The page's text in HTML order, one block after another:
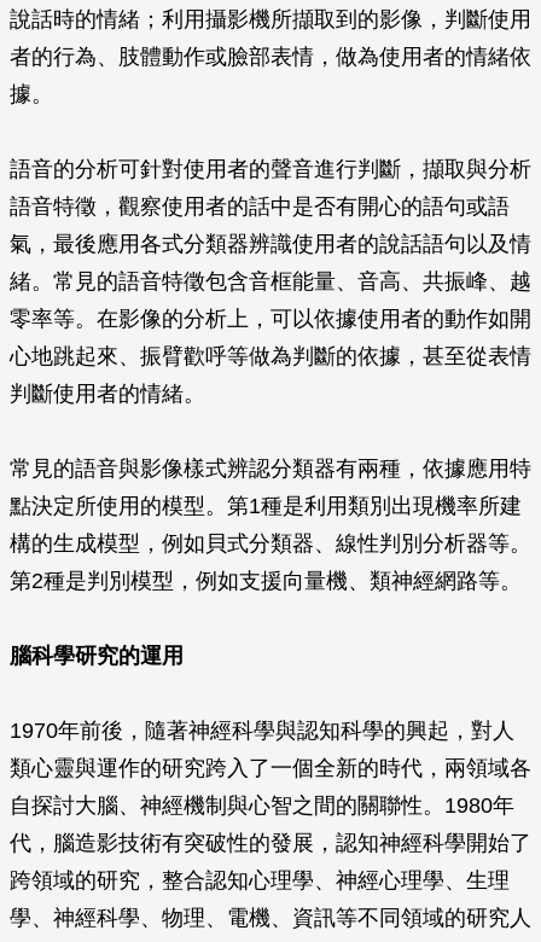
說話時的情緒；利用攝影機所擷取到的影像，判斷使用
者的行為、肢體動作或臉部表情，做為使用者的情緒依
據。
語音的分析可針對使用者的聲音進行判斷，擷取與分析
語音特徵，觀察使用者的話中是否有開心的語句或語
氣，最後應用各式分類器辨識使用者的說話語句以及情
緒。常見的語音特徵包含音框能量、音高、共振峰、越
零率等。在影像的分析上，可以依據使用者的動作如開
心地跳起來、振臂歡呼等做為判斷的依據，甚至從表情
判斷使用者的情緒。
常見的語音與影像樣式辨認分類器有兩種，依據應用特
點決定所使用的模型。第1種是利用類別出現機率所建
構的生成模型，例如貝式分類器、線性判別分析器等。
第2種是判別模型，例如支援向量機、類神經網路等。
腦科學研究的運用
1970年前後，隨著神經科學與認知科學的興起，對人
類心靈與運作的研究跨入了一個全新的時代，兩領域各
自探討大腦、神經機制與心智之間的關聯性。1980年
代，腦造影技術有突破性的發展，認知神經科學開始了
跨領域的研究，整合認知心理學、神經心理學、生理
學、神經科學、物理、電機、資訊等不同領域的研究人